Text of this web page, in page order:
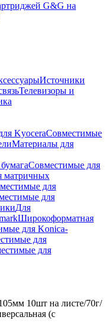
G&G на
Источники
Телевизоры и
KyoceraСовместимые
Материалы для
Совместимые для
матричных
для
для
Для
Широкоформатная
для Konica-
для
для
10шт на листе/70г/
(с